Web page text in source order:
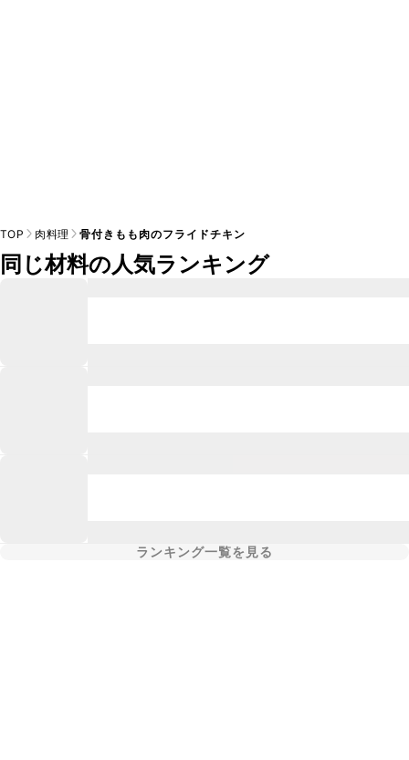
TOP 肉料理 骨付きもも肉のフライドチキン
同じ材料の人気ランキング
ランキング一覧を見る